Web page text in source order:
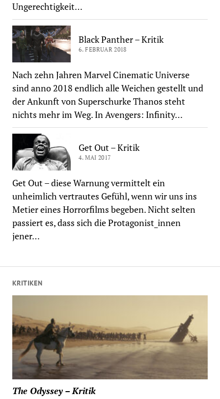
KRITIKEN
The Odyssey – Kritik
Ungerechtigkeit…
Black Panther – Kritik
6. FEBRUAR 2018
Nach zehn Jahren Marvel Cinematic Universe
sind anno 2018 endlich alle Weichen gestellt und
der Ankunft von Superschurke Thanos steht
nichts mehr im Weg. In Avengers: Infinity…
Get Out – Kritik
4. MAI 2017
Get Out – diese Warnung vermittelt ein
unheimlich vertrautes Gefühl, wenn wir uns ins
Metier eines Horrorfilms begeben. Nicht selten
passiert es, dass sich die Protagonist_innen
jener…